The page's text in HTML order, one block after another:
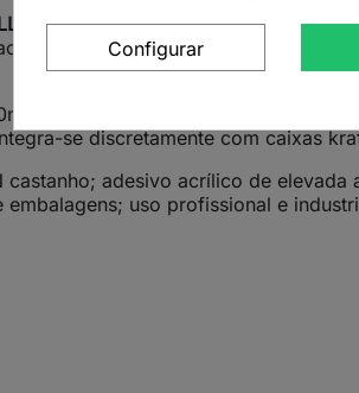
Acrílica 1095é indicada para o
de alta aderência, oferece
de comprimento, é ideal para uso
se discretamente com caixas
castanho; adesivo acrílico de
uso profissional e
Configurar